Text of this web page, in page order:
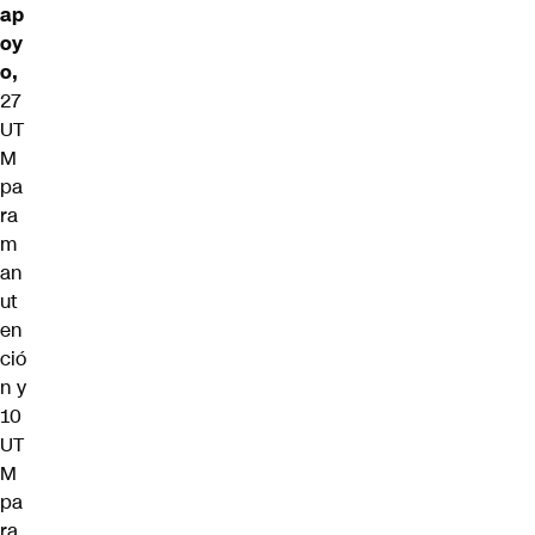
ap
oy
o,
27
UT
M
pa
ra
m
an
ut
en
ció
n y
10
UT
M
pa